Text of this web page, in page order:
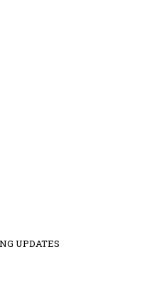
UPDATES